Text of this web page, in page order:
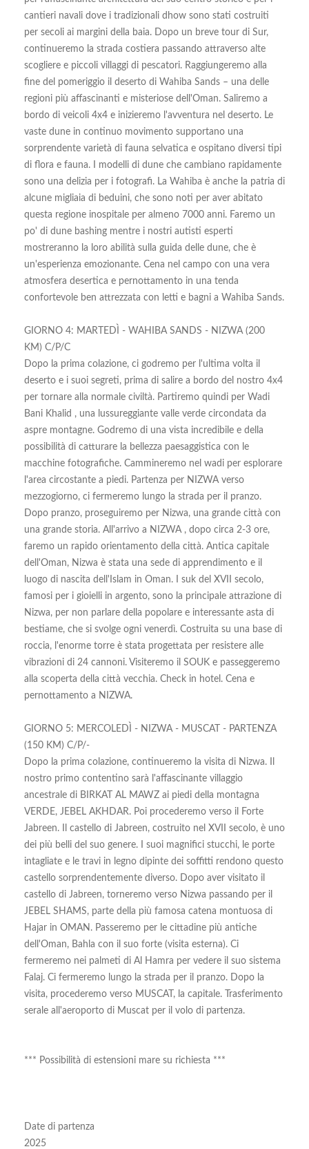
cantieri navali dove i tradizionali dhow sono stati costruiti
per secoli ai margini della baia. Dopo un breve tour di Sur,
continueremo la strada costiera passando attraverso alte
scogliere e piccoli villaggi di pescatori. Raggiungeremo alla
fine del pomeriggio il deserto di Wahiba Sands – una delle
regioni più affascinanti e misteriose dell'Oman. Saliremo a
bordo di veicoli 4x4 e inizieremo l'avventura nel deserto. Le
vaste dune in continuo movimento supportano una
sorprendente varietà di fauna selvatica e ospitano diversi tipi
di flora e fauna. I modelli di dune che cambiano rapidamente
sono una delizia per i fotografi. La Wahiba è anche la patria di
alcune migliaia di beduini, che sono noti per aver abitato
questa regione inospitale per almeno 7000 anni. Faremo un
po' di dune bashing mentre i nostri autisti esperti
mostreranno la loro abilità sulla guida delle dune, che è
un'esperienza emozionante. Cena nel campo con una vera
atmosfera desertica e pernottamento in una tenda
confortevole ben attrezzata con letti e bagni a Wahiba Sands.
GIORNO 4: MARTEDÌ - WAHIBA SANDS - NIZWA (200
KM) C/P/C
Dopo la prima colazione, ci godremo per l'ultima volta il
deserto e i suoi segreti, prima di salire a bordo del nostro 4x4
per tornare alla normale civiltà. Partiremo quindi per Wadi
Bani Khalid , una lussureggiante valle verde circondata da
aspre montagne. Godremo di una vista incredibile e della
possibilità di catturare la bellezza paesaggistica con le
macchine fotografiche. Cammineremo nel wadi per esplorare
l'area circostante a piedi. Partenza per NIZWA verso
mezzogiorno, ci fermeremo lungo la strada per il pranzo.
Dopo pranzo, proseguiremo per Nizwa, una grande città con
una grande storia. All'arrivo a NIZWA , dopo circa 2-3 ore,
faremo un rapido orientamento della città. Antica capitale
dell'Oman, Nizwa è stata una sede di apprendimento e il
luogo di nascita dell'Islam in Oman. I suk del XVII secolo,
famosi per i gioielli in argento, sono la principale attrazione di
Nizwa, per non parlare della popolare e interessante asta di
bestiame, che si svolge ogni venerdì. Costruita su una base di
roccia, l'enorme torre è stata progettata per resistere alle
vibrazioni di 24 cannoni. Visiteremo il SOUK e passeggeremo
alla scoperta della città vecchia. Check in hotel. Cena e
pernottamento a NIZWA.
GIORNO 5: MERCOLEDÌ - NIZWA - MUSCAT - PARTENZA
(150 KM) C/P/-
Dopo la prima colazione, continueremo la visita di Nizwa. Il
nostro primo contentino sarà l'affascinante villaggio
ancestrale di BIRKAT AL MAWZ ai piedi della montagna
VERDE, JEBEL AKHDAR. Poi procederemo verso il Forte
Jabreen. Il castello di Jabreen, costruito nel XVII secolo, è uno
dei più belli del suo genere. I suoi magnifici stucchi, le porte
intagliate e le travi in legno dipinte dei soffitti rendono questo
castello sorprendentemente diverso. Dopo aver visitato il
castello di Jabreen, torneremo verso Nizwa passando per il
JEBEL SHAMS, parte della più famosa catena montuosa di
Hajar in OMAN. Passeremo per le cittadine più antiche
dell'Oman, Bahla con il suo forte (visita esterna). Ci
fermeremo nei palmeti di Al Hamra per vedere il suo sistema
Falaj. Ci fermeremo lungo la strada per il pranzo. Dopo la
visita, procederemo verso MUSCAT, la capitale. Trasferimento
serale all'aeroporto di Muscat per il volo di partenza.
*** Possibilità di estensioni mare su richiesta ***
Date di partenza
2025